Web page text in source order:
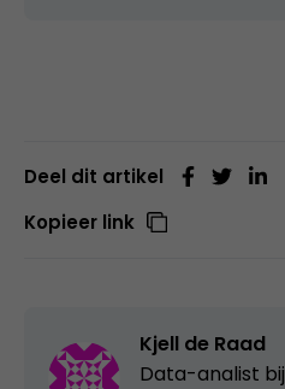
Deel dit artikel
Kopieer link
Kjell de Raad
Data-analist bij